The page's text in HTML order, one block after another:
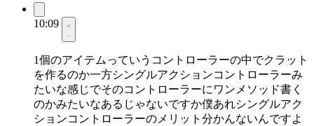
10:09
1個のアイテムっていうコントローラーの中でクラット
を作るのか一方シングルアクションコントローラーみ
たいな感じでそのコントローラーにワンメソッド書く
のかみたいなあるじゃないですか僕あれシングルアク
ションコントローラーのメリット分かんないんですよ